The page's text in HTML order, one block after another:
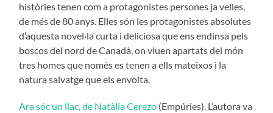
històries tenen com a protagonistes persones ja velles,
de més de 80 anys. Elles són les protagonistes absolutes
d’aquesta novel·la curta i deliciosa que ens endinsa pels
boscos del nord de Canadà, on viuen apartats del món
tres homes que només es tenen a ells mateixos i la
natura salvatge que els envolta.
Ara sóc un llac, de Natàlia Cerezo (Empúries). L’autora va